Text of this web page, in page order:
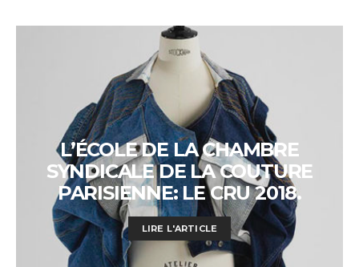
L’ÉCOLE DE LA CHAMBRE
SYNDICALE DE LA COUTURE
PARISIENNE: LE CRU 2018.
LIRE L'ARTICLE